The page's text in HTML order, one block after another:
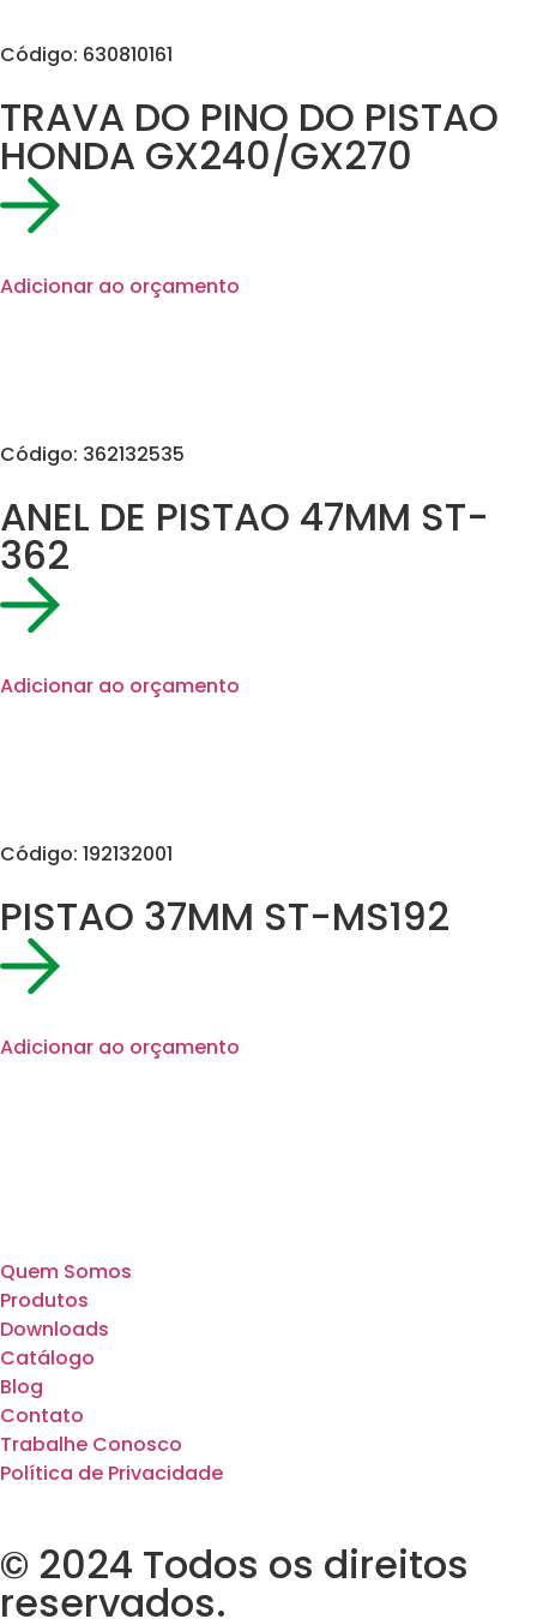
Código: 630810161
TRAVA DO PINO DO PISTAO
HONDA GX240/GX270
Adicionar ao orçamento
Código: 362132535
ANEL DE PISTAO 47MM ST-
362
Adicionar ao orçamento
Código: 192132001
PISTAO 37MM ST-MS192
Adicionar ao orçamento
Quem Somos
Produtos
Downloads
Catálogo
Blog
Contato
Trabalhe Conosco
Política de Privacidade
© 2024 Todos os direitos
reservados.